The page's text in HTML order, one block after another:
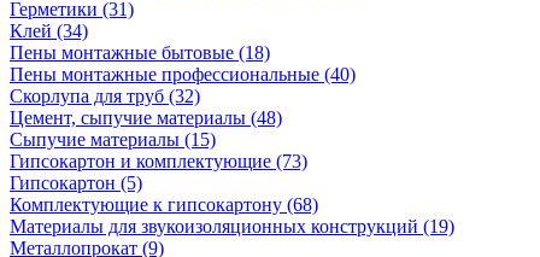
Герметики (31)
Клей (34)
Пены монтажные бытовые (18)
Пены монтажные профессиональные (40)
Скорлупа для труб (32)
Цемент, сыпучие материалы (48)
Сыпучие материалы (15)
Гипсокартон и комплектующие (73)
Гипсокартон (5)
Комплектующие к гипсокартону (68)
Материалы для звукоизоляционных конструкций (19)
Металлопрокат (9)